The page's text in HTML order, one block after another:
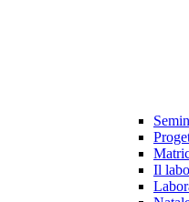
Il